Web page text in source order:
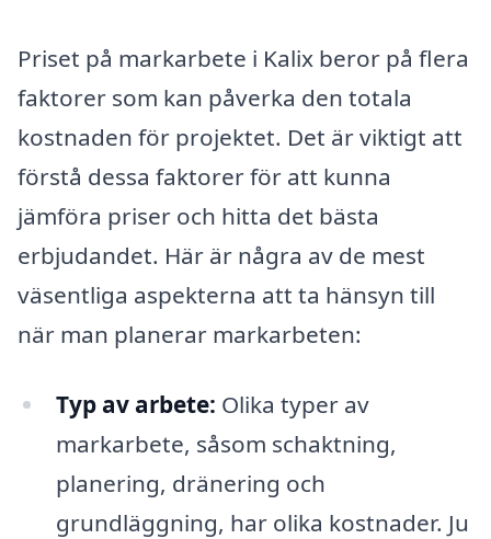
Priset på markarbete i Kalix beror på flera
faktorer som kan påverka den totala
kostnaden för projektet. Det är viktigt att
förstå dessa faktorer för att kunna
jämföra priser och hitta det bästa
erbjudandet. Här är några av de mest
väsentliga aspekterna att ta hänsyn till
när man planerar markarbeten:
Typ av arbete: Olika typer av
markarbete, såsom schaktning,
planering, dränering och
grundläggning, har olika kostnader. Ju